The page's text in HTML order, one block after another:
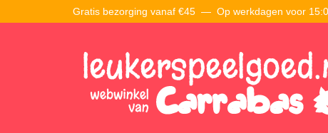
Gratis bezorging vanaf €45 — Op werkdagen voor